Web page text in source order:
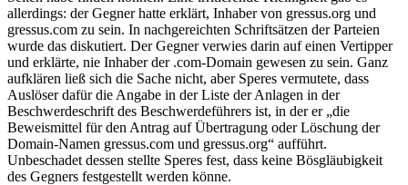
allerdings: der Gegner hatte erklärt, Inhaber von gressus.org und
gressus.com zu sein. In nachgereichten Schriftsätzen der Parteien
wurde das diskutiert. Der Gegner verwies darin auf einen Vertipper
und erklärte, nie Inhaber der .com-Domain gewesen zu sein. Ganz
aufklären ließ sich die Sache nicht, aber Speres vermutete, dass
Auslöser dafür die Angabe in der Liste der Anlagen in der
Beschwerdeschrift des Beschwerdeführers ist, in der er „die
Beweismittel für den Antrag auf Übertragung oder Löschung der
Domain-Namen gressus.com und gressus.org“ aufführt.
Unbeschadet dessen stellte Speres fest, dass keine Bösgläubigkeit
des Gegners festgestellt werden könne.